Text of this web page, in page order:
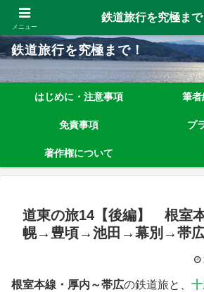
鉄道旅行を究極まで楽しむノウハウを、わかりやす
鉄道旅行を究極まで！
はじめに・注意事項 筆者
免責事項 プ
著作権について
道東の旅14【後編】 根室
幌→豊頃→池田→幕別→帯
根室本線・厚内～帯広の鉄道旅と、
メニュー
鉄道旅行を究極まで